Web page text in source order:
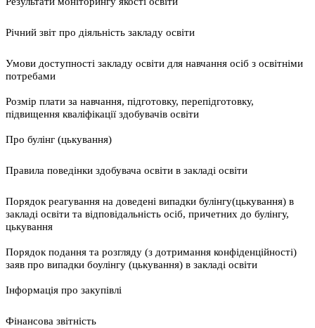
Річний звіт про діяльність закладу освіти
Умови доступності закладу освіти для навчання осіб з освітніми
потребами
Розмір плати за навчання, підготовку, перепідготовку,
підвищення кваліфікації здобувачів освіти
Про булінг (цькування)
Правила поведінки здобувача освіти в закладі освіти
Порядок реагування на доведені випадки булінгу(цькування) в
закладі освіти та відповідальність осіб, причетних до булінгу,
цькування
Порядок подання та розгляду (з дотримання конфіденційності)
заяв про випадки боулінгу (цькування) в закладі освіти
Інформація про закупівлі
Фінансова звітність